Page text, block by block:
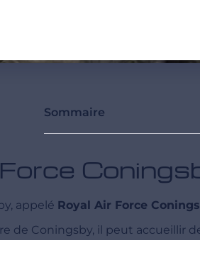
Sommaire
appelé Royal Air Force
de Coningsby, il peut accueillir